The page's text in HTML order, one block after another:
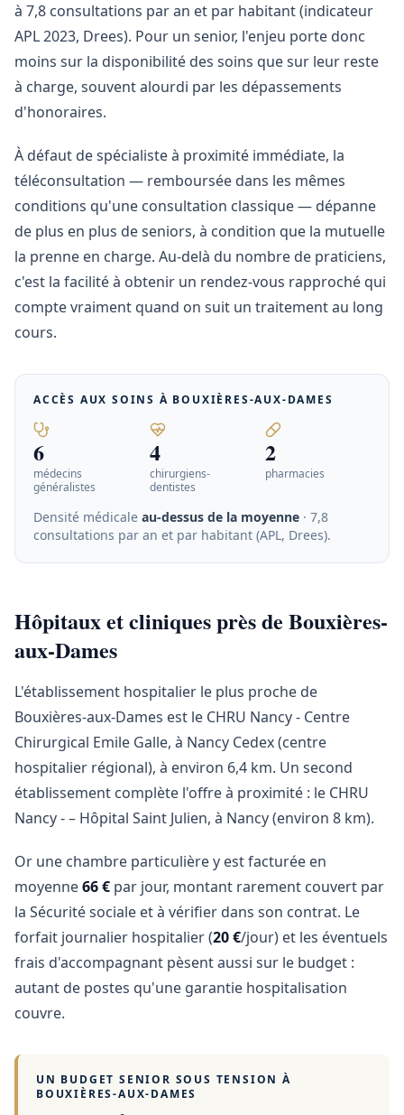
à 7,8 consultations par an et par habitant (indicateur
APL 2023, Drees). Pour un senior, l'enjeu porte donc
moins sur la disponibilité des soins que sur leur reste
à charge, souvent alourdi par les dépassements
d'honoraires.
À défaut de spécialiste à proximité immédiate, la
téléconsultation — remboursée dans les mêmes
conditions qu'une consultation classique — dépanne
de plus en plus de seniors, à condition que la mutuelle
la prenne en charge. Au-delà du nombre de praticiens,
c'est la facilité à obtenir un rendez-vous rapproché qui
compte vraiment quand on suit un traitement au long
cours.
ACCÈS AUX SOINS À BOUXIÈRES-AUX-DAMES
6
médecins
généralistes
4
chirurgiens-
dentistes
2
pharmacies
Densité médicale au-dessus de la moyenne · 7,8
consultations par an et par habitant (APL, Drees).
Hôpitaux et cliniques près de Bouxières-
aux-Dames
L'établissement hospitalier le plus proche de
Bouxières-aux-Dames est le CHRU Nancy - Centre
Chirurgical Emile Galle, à Nancy Cedex (centre
hospitalier régional), à environ 6,4 km. Un second
établissement complète l'offre à proximité : le CHRU
Nancy - – Hôpital Saint Julien, à Nancy (environ 8 km).
Or une chambre particulière y est facturée en
moyenne66 € par jour, montant rarement couvert par
la Sécurité sociale et à vérifier dans son contrat. Le
forfait journalier hospitalier (20 €/jour) et les éventuels
frais d'accompagnant pèsent aussi sur le budget :
autant de postes qu'une garantie hospitalisation
couvre.
UN BUDGET SENIOR SOUS TENSION À
BOUXIÈRES-AUX-DAMES